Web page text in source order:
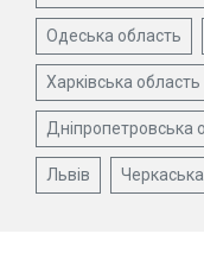
Одеська область
Харківська область
Дніпропетровська
Львів